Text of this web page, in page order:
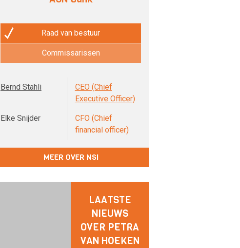
Raad van bestuur
Commissarissen
Bernd Stahli
CEO (Chief
Executive Officer)
Elke Snijder
CFO (Chief
financial officer)
MEER OVER NSI
LAATSTE
NIEUWS
OVER PETRA
VAN HOEKEN